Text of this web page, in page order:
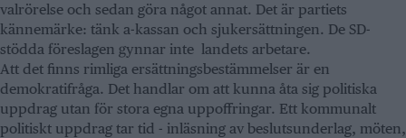
valrörelse och sedan göra något annat. Det är partiets
kännemärke: tänk a-kassan och sjukersättningen. De SD-
stödda föreslagen gynnar inte landets arbetare.
Att det finns rimliga ersättningsbestämmelser är en
demokratifråga. Det handlar om att kunna åta sig politiska
uppdrag utan för stora egna uppoffringar. Ett kommunalt
politiskt uppdrag tar tid - inläsning av beslutsunderlag, möten,